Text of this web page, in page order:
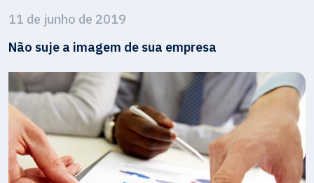
11 de junho de 2019
Não suje a imagem de sua empresa